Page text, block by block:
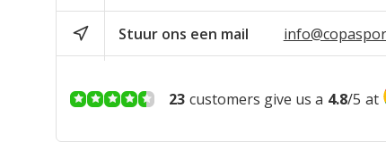
Stuur ons een mail
23 customers give us a 4.8/5 at